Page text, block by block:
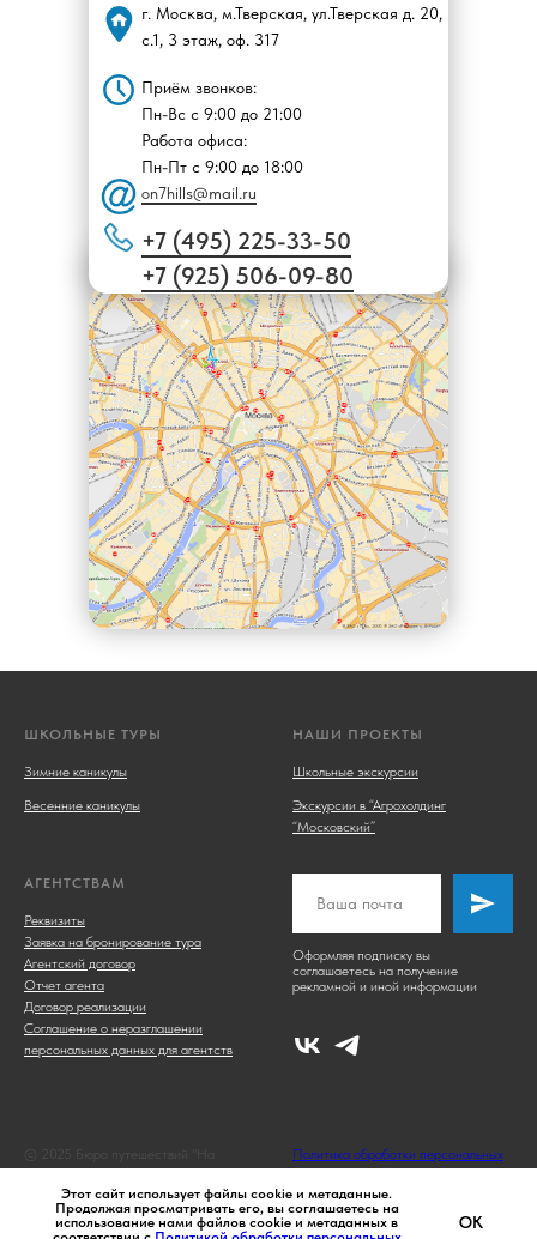
г. Москва, м.Тверская, ул.Тверская д. 20,
с.1, 3 этаж, оф. 317
Приём звонков:
Пн-Вс с 9:00 до 21:00
Работа офиса:
Пн-Пт с 9:00 до 18:00
on7hills@mail.ru
+7 (495) 225-33-50
+7 (925) 506-09-80
ШКОЛЬНЫЕ ТУРЫ
Зимние каникулы
Весенние каникулы
НАШИ ПРОЕКТЫ
Школьные экскурсии
Экскурсии в “Агрохолдинг
“Московский”
АГЕНТСТВАМ
Реквизиты
Заявка на бронирование тура
Агентский договор
Отчет агента
Договор реализации
Соглашение о неразглашении
персональных данных для агентств
Оформляя подписку вы
соглашаетесь на получение
рекламной и иной информации
© 2025 Бюро путешествий "На
Политика обработки персональных
Этот сайт использует файлы cookie и метаданные.
Продолжая просматривать его, вы соглашаетесь на
использование нами файлов cookie и метаданных в
OK